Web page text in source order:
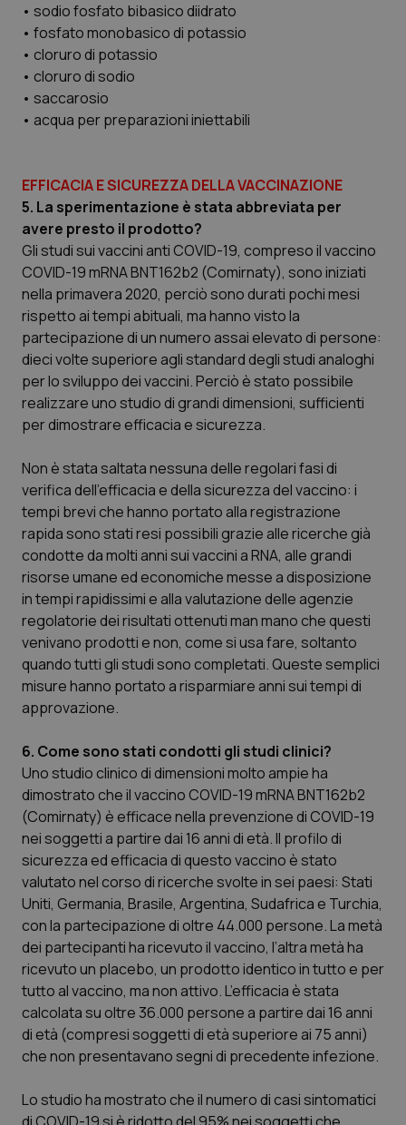
Tiroide
Tumore al seno
Tumore ovarico
Tumori gastrointestinali
Ulcera & Reflusso
Vaccini
• sodio fosfato bibasico diidrato
• fosfato monobasico di potassio
• cloruro di potassio
• cloruro di sodio
• saccarosio
• acqua per preparazioni iniettabili
EFFICACIA E SICUREZZA DELLA VACCINAZIONE
5. La sperimentazione è stata abbreviata per
avere presto il prodotto?
Gli studi sui vaccini anti COVID-19, compreso il vaccino
COVID-19 mRNA BNT162b2 (Comirnaty), sono iniziati
nella primavera 2020, perciò sono durati pochi mesi
rispetto ai tempi abituali, ma hanno visto la
partecipazione di un numero assai elevato di persone:
dieci volte superiore agli standard degli studi analoghi
per lo sviluppo dei vaccini. Perciò è stato possibile
realizzare uno studio di grandi dimensioni, sufficienti
per dimostrare efficacia e sicurezza.
Non è stata saltata nessuna delle regolari fasi di
verifica dell’efficacia e della sicurezza del vaccino: i
tempi brevi che hanno portato alla registrazione
rapida sono stati resi possibili grazie alle ricerche già
condotte da molti anni sui vaccini a RNA, alle grandi
risorse umane ed economiche messe a disposizione
in tempi rapidissimi e alla valutazione delle agenzie
regolatorie dei risultati ottenuti man mano che questi
venivano prodotti e non, come si usa fare, soltanto
quando tutti gli studi sono completati. Queste semplici
misure hanno portato a risparmiare anni sui tempi di
approvazione.
6. Come sono stati condotti gli studi clinici?
Uno studio clinico di dimensioni molto ampie ha
dimostrato che il vaccino COVID-19 mRNA BNT162b2
(Comirnaty) è efficace nella prevenzione di COVID-19
nei soggetti a partire dai 16 anni di età. Il profilo di
sicurezza ed efficacia di questo vaccino è stato
valutato nel corso di ricerche svolte in sei paesi: Stati
Uniti, Germania, Brasile, Argentina, Sudafrica e Turchia,
con la partecipazione di oltre 44.000 persone. La metà
dei partecipanti ha ricevuto il vaccino, l’altra metà ha
ricevuto un placebo, un prodotto identico in tutto e per
tutto al vaccino, ma non attivo. L’efficacia è stata
calcolata su oltre 36.000 persone a partire dai 16 anni
di età (compresi soggetti di età superiore ai 75 anni)
che non presentavano segni di precedente infezione.
Lo studio ha mostrato che il numero di casi sintomatici